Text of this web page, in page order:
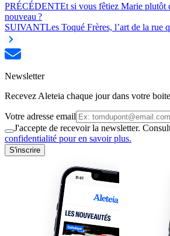
PRÉCÉDENTEt si vous fêtiez Marie plutôt
nouveau ?
SUIVANTLes Toqué Frères, l’art de la rue
Newsletter
Recevez Aleteia chaque jour dans votre
Votre adresse email
J'accepte de recevoir la newsletter.
confidentialité pour en savoir plus.
S'inscrire